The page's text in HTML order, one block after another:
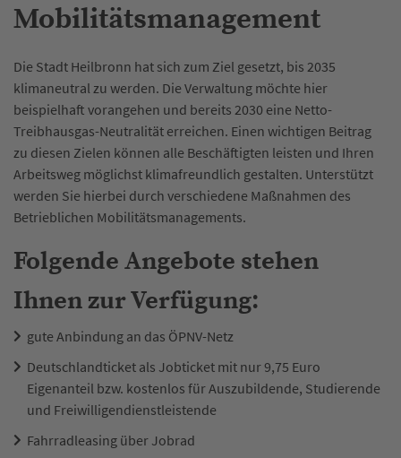
Mobilitätsmanagement
Die Stadt Heilbronn hat sich zum Ziel gesetzt, bis 2035
klimaneutral zu werden. Die Verwaltung möchte hier
beispielhaft vorangehen und bereits 2030 eine Netto-
Treibhausgas-Neutralität erreichen. Einen wichtigen Beitrag
zu diesen Zielen können alle Beschäftigten leisten und Ihren
Arbeitsweg möglichst klimafreundlich gestalten. Unterstützt
werden Sie hierbei durch verschiedene Maßnahmen des
Betrieblichen Mobilitätsmanagements.
Folgende Angebote stehen
Ihnen zur Verfügung:
gute Anbindung an das ÖPNV-Netz
Deutschlandticket als Jobticket mit nur 9,75 Euro
Eigenanteil bzw. kostenlos für Auszubildende, Studierende
und Freiwilligendienstleistende
Fahrradleasing über Jobrad